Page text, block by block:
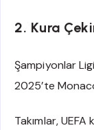
2. Kura
Şampiyonlar
2025’te
Takımlar,